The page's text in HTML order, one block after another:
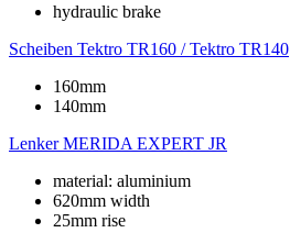
hydraulic brake
Scheiben Tektro TR160 / Tektro TR140
160mm
140mm
Lenker MERIDA EXPERT JR
material: aluminium
620mm width
25mm rise